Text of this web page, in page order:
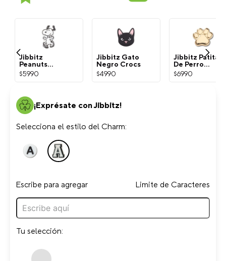
Jibbitz
Peanuts
Snoopy
Blanco Crocs
$5990
Jibbitz Gato
Negro Crocs
$4990
Jibbitz Patita
De Perro
Dorada Crocs
$6990
¡Exprésate con Jibbitz!
Selecciona el estilo del Charm:
Escribe para agregar Limite de Caracteres
Tu selección: